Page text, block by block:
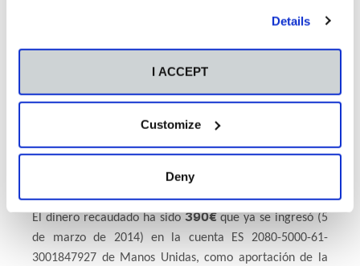
Details
I ACCEPT
Customize
Deny
*Más fotos en:Facebook
¡El año que viene repetimos!.
El dinero recaudado ha sido 390€que ya se ingresó (5
de marzo de 2014) en la cuenta ES 2080-5000-61-
3001847927 de Manos Unidas, como aportación de la